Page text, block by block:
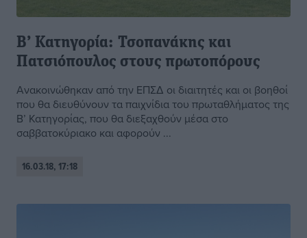
Β’ Κατηγορία: Τσοπανάκης και
Πατσιόπουλος στους πρωτοπόρους
Ανακοινώθηκαν από την ΕΠΣΔ οι διαιτητές και οι βοηθοί
που θα διευθύνουν τα παιχνίδια του πρωταθλήματος της
Β’ Κατηγορίας, που θα διεξαχθούν μέσα στο
σαββατοκύριακο και αφορούν ...
16.03.18, 17:18